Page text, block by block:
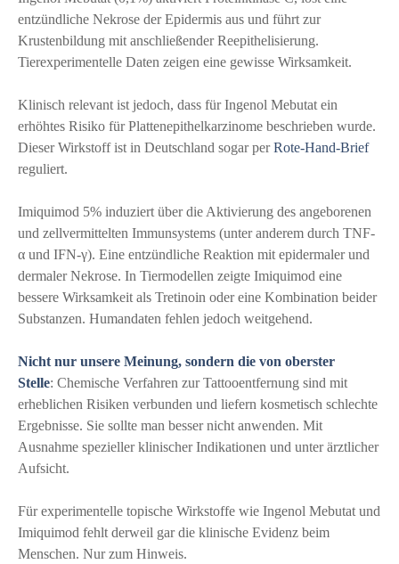
entzündliche Nekrose der Epidermis aus und führt zur
Krustenbildung mit anschließender Reepithelisierung.
Tierexperimentelle Daten zeigen eine gewisse Wirksamkeit.
Klinisch relevant ist jedoch, dass für Ingenol Mebutat ein
erhöhtes Risiko für Plattenepithelkarzinome beschrieben wurde.
Dieser Wirkstoff ist in Deutschland sogar perRote-Hand-Brief
reguliert.
Imiquimod 5% induziert über die Aktivierung des angeborenen
und zellvermittelten Immunsystems (unter anderem durch TNF-
α und IFN-γ). Eine entzündliche Reaktion mit epidermaler und
dermaler Nekrose. In Tiermodellen zeigte Imiquimod eine
bessere Wirksamkeit als Tretinoin oder eine Kombination beider
Substanzen. Humandaten fehlen jedoch weitgehend.
Nicht nur unsere Meinung, sondern die von oberster
Stelle: Chemische Verfahren zur Tattooentfernung sind mit
erheblichen Risiken verbunden und liefern kosmetisch schlechte
Ergebnisse. Sie sollte man besser nicht anwenden. Mit
Ausnahme spezieller klinischer Indikationen und unter ärztlicher
Aufsicht.
Für experimentelle topische Wirkstoffe wie Ingenol Mebutat und
Imiquimod fehlt derweil gar die klinische Evidenz beim
Menschen. Nur zum Hinweis.